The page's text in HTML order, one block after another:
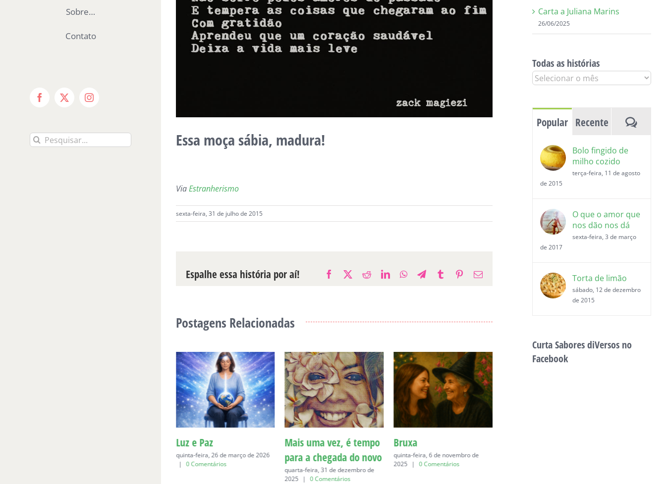
Sobre…
Contato
Facebook
X Instagram
Buscar
Essa moça sábia, madura!
ViaEstranherismo
sexta-feira, 31 de julho de 2015
Espalhe essa história por aí! Facebook RedditLinkedInWhatsAppTelegram
TumblrPinterest
E-
Postagens Relacionadas
Luz e Paz
quinta-feira, 26 de março de 2026
| 0 Comentários
Mais uma vez, é tempo
para a chegada do novo
quarta-feira, 31 de dezembro de
2025
| 0 Comentários
Bruxa
quinta-feira, 6 de novembro de
2025
| 0 Comentários
Carta a Juliana Marins
26/06/2025
Todas as histórias
Todas
Popular Recente
Bolo fingido de
milho cozido
terça-feira, 11 de agosto
de 2015
O que o amor que
nos dão nos dá
sexta-feira, 3 de março
de 2017
Torta de limão
sábado, 12 de dezembro
de 2015
Curta Sabores diVersos no
Facebook